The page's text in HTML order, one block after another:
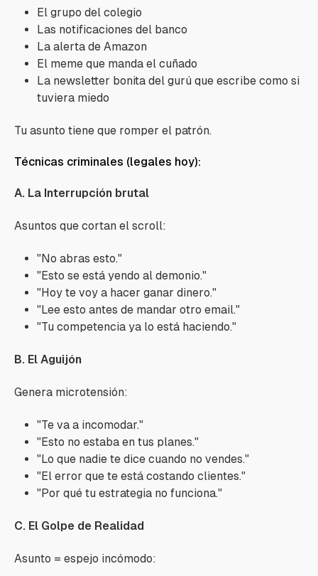
El grupo del colegio
Las notificaciones del banco
La alerta de Amazon
El meme que manda el cuñado
La newsletter bonita del gurú que escribe como si
tuviera miedo
Tu asunto tiene que romper el patrón.
Técnicas criminales (legales hoy):
A. La Interrupción brutal
Asuntos que cortan el scroll:
"No abras esto."
"Esto se está yendo al demonio."
"Hoy te voy a hacer ganar dinero."
"Lee esto antes de mandar otro email."
"Tu competencia ya lo está haciendo."
B. El Aguijón
Genera microtensión:
"Te va a incomodar."
"Esto no estaba en tus planes."
"Lo que nadie te dice cuando no vendes."
"El error que te está costando clientes."
"Por qué tu estrategia no funciona."
C. El Golpe de Realidad
Asunto = espejo incómodo: